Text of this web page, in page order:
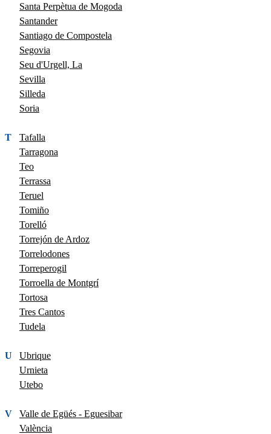
Santa Perpètua de Mogoda
Santander
Santiago de Compostela
Segovia
Seu d'Urgell, La
Sevilla
Silleda
Soria
T
Tafalla
Tarragona
Teo
Terrassa
Teruel
Tomiño
Torelló
Torrejón de Ardoz
Torrelodones
Torreperogil
Torroella de Montgrí
Tortosa
Tres Cantos
Tudela
U
Ubrique
Urnieta
Utebo
V
Valle de Egüés - Eguesibar
València